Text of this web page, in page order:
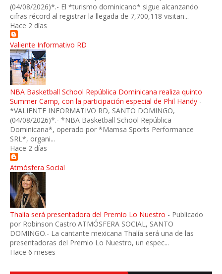
(04/08/2026)*.- El *turismo dominicano* sigue alcanzando
cifras récord al registrar la llegada de 7,700,118 visitan...
Hace 2 días
Valiente Informativo RD
NBA Basketball School República Dominicana realiza quinto
Summer Camp, con la participación especial de Phil Handy -
*VALIENTE INFORMATIVO RD, SANTO DOMINGO,
(04/08/2026)*.- *NBA Basketball School República
Dominicana*, operado por *Mamsa Sports Performance
SRL*, organi...
Hace 2 días
Atmósfera Social
Thalía será presentadora del Premio Lo Nuestro - Publicado
por Robinson Castro.ATMÓSFERA SOCIAL, SANTO
DOMINGO.- La cantante mexicana Thalía será una de las
presentadoras del Premio Lo Nuestro, un espec...
Hace 6 meses